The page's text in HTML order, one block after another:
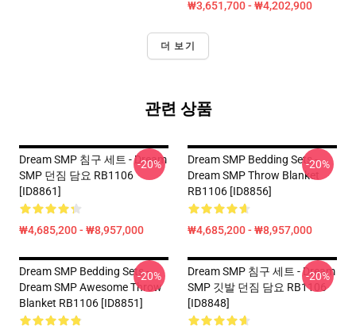
₩3,651,700 - ₩4,202,900
더 보기
관련 상품
Dream SMP 침구 세트 - Dream
SMP 던짐 담요 RB1106
[ID8861]
₩4,685,200 - ₩8,957,000
-20%
Dream SMP Bedding Sets -
Dream SMP Throw Blanket
RB1106 [ID8856]
₩4,685,200 - ₩8,957,000
-20%
Dream SMP Bedding Sets -
Dream SMP Awesome Throw
Blanket RB1106 [ID8851]
-20%
Dream SMP 침구 세트 - Dream
SMP 깃발 던짐 담요 RB1106
[ID8848]
-20%